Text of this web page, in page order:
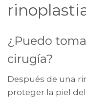
¿Puedo
cirugía?
Después de una
proteger la piel